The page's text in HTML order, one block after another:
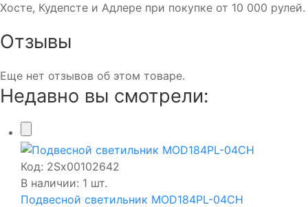
Хосте, Кудепсте и Адлере при покупке от 10 000 рулей.
Отзывы
Еще нет отзывов об этом товаре.
Недавно вы смотрели:
Код: 2Sх00102642
В наличии: 1 шт.
Подвесной светильник MOD184PL-04CH